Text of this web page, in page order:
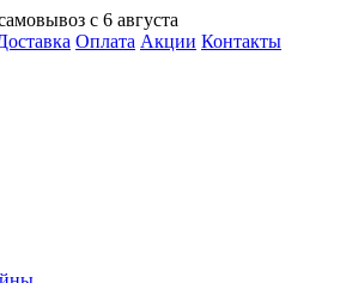
с 6 августа
Оплата Акции Контакты